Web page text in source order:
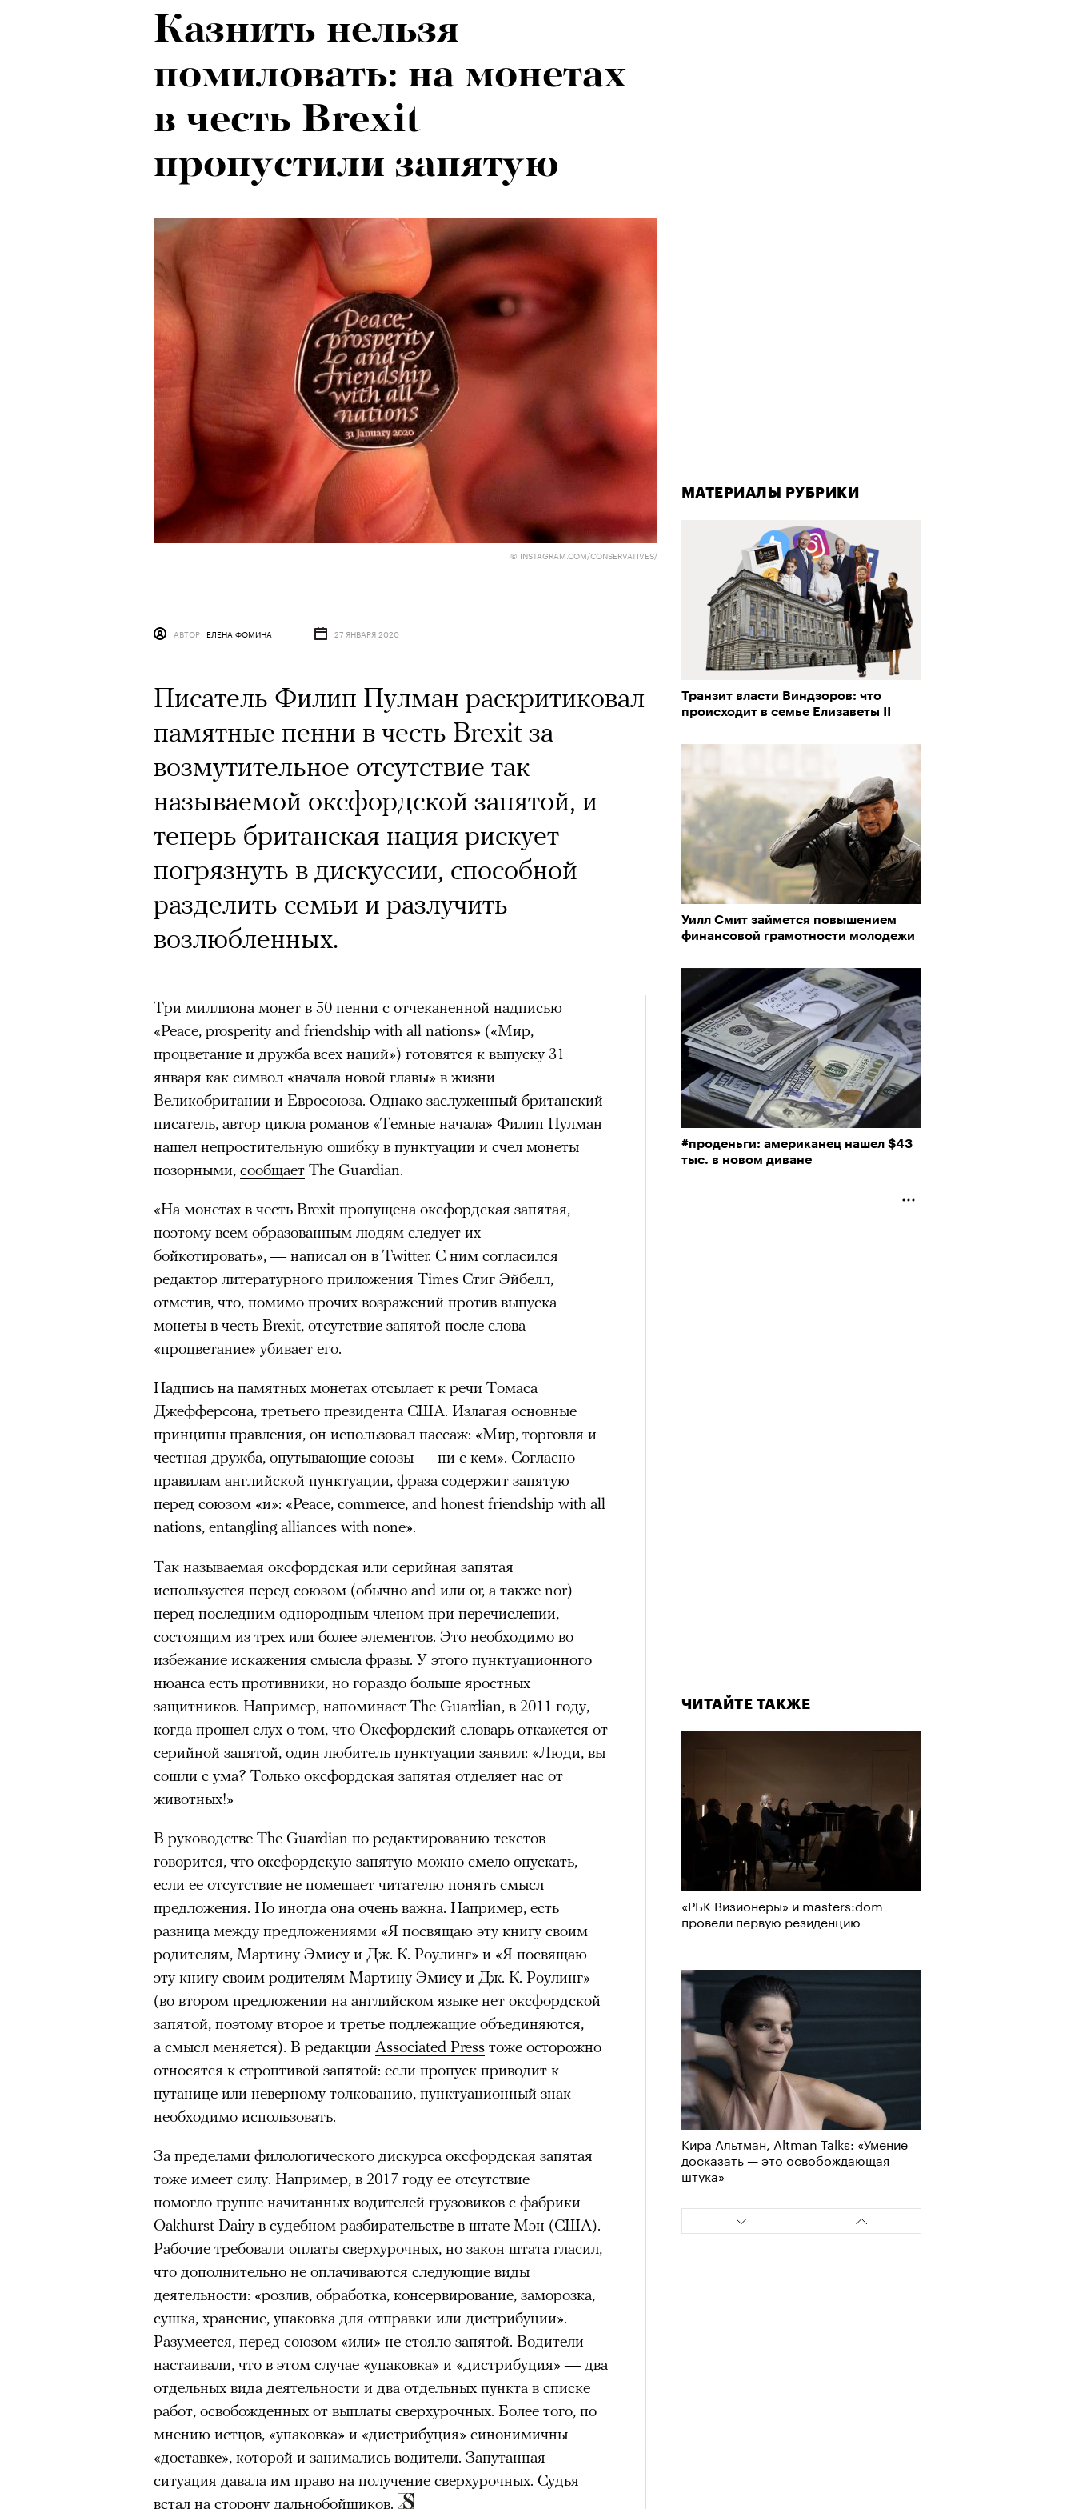
МАТЕРИАЛЫ РУБРИКИ
Транзит власти Виндзоров: что
происходит в семье Елизаветы II
Уилл Смит займется повышением
финансовой грамотности молодежи
#проденьги: американец нашел $43
тыс. в новом диване
ЧИТАЙТЕ ТАКЖЕ
«РБК Визионеры» и masters:dom
провели первую резиденцию
Кира Альтман, Altman Talks: «Умение
досказать — это освобождающая
штука»
Казнить нельзя
помиловать: на монетах
в честь Brexit
пропустили запятую
© INSTAGRAM.COM/CONSERVATIVES/
АВТОР ЕЛЕНА ФОМИНА 27 ЯНВАРЯ 2020
Писатель Филип Пулман раскритиковал
памятные пенни в честь Brexit за
возмутительное отсутствие так
называемой оксфордской запятой, и
теперь британская нация рискует
погрязнуть в дискуссии, способной
разделить семьи и разлучить
возлюбленных.
Три миллиона монет в 50 пенни с отчеканенной надписью
«Peace, prosperity and friendship with all nations» («Мир,
процветание и дружба всех наций») готовятся к выпуску 31
января как символ «начала новой главы» в жизни
Великобритании и Евросоюза. Однако заслуженный британский
писатель, автор цикла романов «Темные начала» Филип Пулман
нашел непростительную ошибку в пунктуации и счел монеты
позорными, сообщает The Guardian.
«На монетах в честь Brexit пропущена оксфордская запятая,
поэтому всем образованным людям следует их
бойкотировать», — написал он в Twitter. С ним согласился
редактор литературного приложения Times Стиг Эйбелл,
отметив, что, помимо прочих возражений против выпуска
монеты в честь Brexit, отсутствие запятой после слова
«процветание» убивает его.
Надпись на памятных монетах отсылает к речи Томаса
Джефферсона, третьего президента США. Излагая основные
принципы правления, он использовал пассаж: «Мир, торговля и
честная дружба, опутывающие союзы — ни с кем». Согласно
правилам английской пунктуации, фраза содержит запятую
перед союзом «и»: «Peace, commerce, and honest friendship with all
nations, entangling alliances with none».
Так называемая оксфордская или серийная запятая
используется перед союзом (обычно and или or, а также nor)
перед последним однородным членом при перечислении,
состоящим из трех или более элементов. Это необходимо во
избежание искажения смысла фразы. У этого пунктуационного
нюанса есть противники, но гораздо больше яростных
защитников. Например, напоминает The Guardian, в 2011 году,
когда прошел слух о том, что Оксфордский словарь откажется от
серийной запятой, один любитель пунктуации заявил: «Люди, вы
сошли с ума? Только оксфордская запятая отделяет нас от
животных!»
В руководстве The Guardian по редактированию текстов
говорится, что оксфордскую запятую можно смело опускать,
если ее отсутствие не помешает читателю понять смысл
предложения. Но иногда она очень важна. Например, есть
разница между предложениями «Я посвящаю эту книгу своим
родителям, Мартину Эмису и Дж. К. Роулинг» и «Я посвящаю
эту книгу своим родителям Мартину Эмису и Дж. К. Роулинг»
(во втором предложении на английском языке нет оксфордской
запятой, поэтому второе и третье подлежащие объединяются,
а смысл меняется). В редакции Associated Press тоже осторожно
относятся к строптивой запятой: если пропуск приводит к
путанице или неверному толкованию, пунктуационный знак
необходимо использовать.
За пределами филологического дискурса оксфордская запятая
тоже имеет силу. Например, в 2017 году ее отсутствие
помогло группе начитанных водителей грузовиков с фабрики
Oakhurst Dairy в судебном разбирательстве в штате Мэн (США).
Рабочие требовали оплаты сверхурочных, но закон штата гласил,
что дополнительно не оплачиваются следующие виды
деятельности: «розлив, обработка, консервирование, заморозка,
сушка, хранение, упаковка для отправки или дистрибуции».
Разумеется, перед союзом «или» не стояло запятой. Водители
настаивали, что в этом случае «упаковка» и «дистрибуция» — два
отдельных вида деятельности и два отдельных пункта в списке
работ, освобожденных от выплаты сверхурочных. Более того, по
мнению истцов, «упаковка» и «дистрибуция» синонимичны
«доставке», которой и занимались водители. Запутанная
ситуация давала им право на получение сверхурочных. Судья
встал на сторону дальнобойщиков.